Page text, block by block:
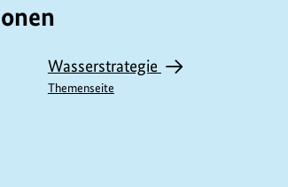
Wasserstrategie
Themenseite